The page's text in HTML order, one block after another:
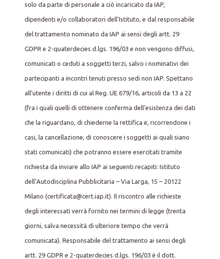
solo da parte di personale a ciò incaricato da IAP,
dipendenti e/o collaboratori dell’Istituto, e dal responsabile
del trattamento nominato da IAP ai sensi degli artt. 29
GDPR e 2-quaterdecies d.lgs. 196/03 e non vengono diffusi,
comunicati o ceduti a soggetti terzi, salvo i nominativi dei
partecipanti a incontri tenuti presso sedi non IAP. Spettano
all’utente i diritti di cui al Reg. UE 679/16, articoli da 13 a 22
(fra i quali quelli di ottenere conferma dell’esistenza dei dati
che la riguardano, di chiederne la rettifica e, ricorrendone i
casi, la cancellazione, di conoscere i soggetti ai quali siano
stati comunicati) che potranno essere esercitati tramite
richiesta da inviare allo IAP ai seguenti recapiti: Istituto
dell’Autodisciplina Pubblicitaria – Via Larga, 15 – 20122
Milano (certificata@cert.iap.it). Il riscontro alle richieste
degli interessati verrà fornito nei termini di legge (trenta
giorni, salva necessità di ulteriore tempo che verrà
comunicata). Responsabile del trattamento ai sensi degli
artt. 29 GDPR e 2-quaterdecies d.lgs. 196/03 è il dott.